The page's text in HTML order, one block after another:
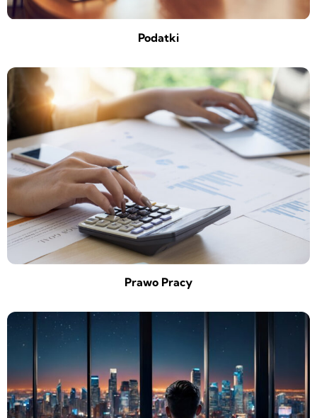
Podatki
Prawo Pracy